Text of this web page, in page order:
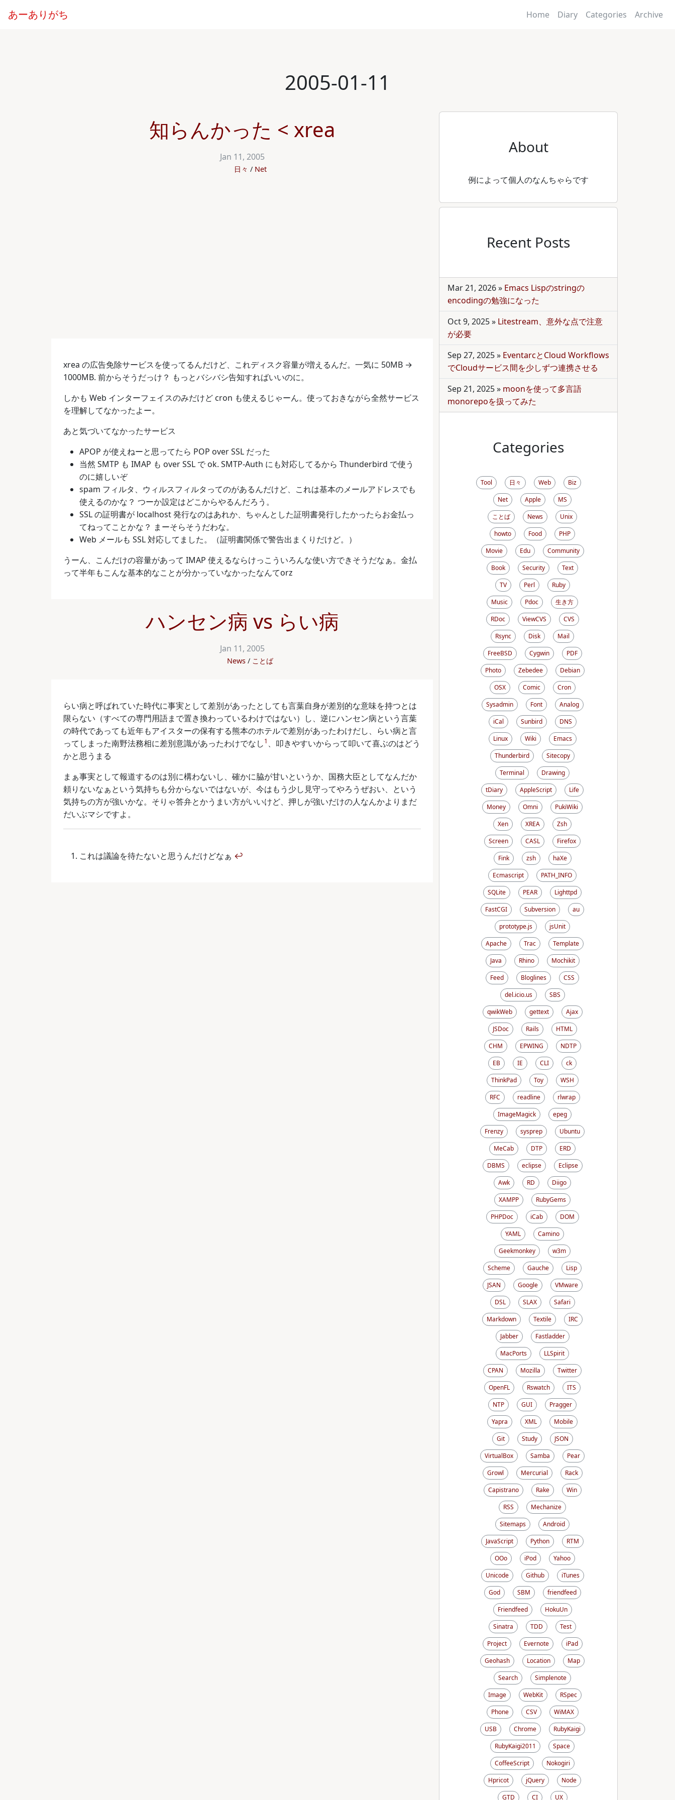
あーありがち Home Diary Categories Archive
2005-01-11
知らんかった < xrea
Jan 11, 2005
日々 Net
xrea の広告免除サービスを使ってるんだけど、これディスク容量が増えるんだ。一気に 50MB →
1000MB. 前からそうだっけ？ もっとバシバシ告知すればいいのに。
しかも Web インターフェイスのみだけど cron も使えるじゃーん。使っておきながら全然サービス
を理解してなかったよー。
あと気づいてなかったサービス
APOP が使えねーと思ってたら POP over SSL だった
当然 SMTP も IMAP も over SSL で ok. SMTP-Auth にも対応してるから Thunderbird で使う
のに嬉しいぞ
spam フィルタ、ウィルスフィルタってのがあるんだけど、これは基本のメールアドレスでも
使えるのかな？ つーか設定はどこからやるんだろう。
SSL の証明書が localhost 発行なのはあれか、ちゃんとした証明書発行したかったらお金払っ
てねってことかな？ まーそらそうだわな。
Web メールも SSL 対応してました。（証明書関係で警告出まくりだけど。）
うーん、こんだけの容量があって IMAP 使えるならけっこういろんな使い方できそうだなぁ。金払
って半年もこんな基本的なことが分かっていなかったなんてorz
ハンセン病 vs らい病
Jan 11, 2005
News ことば
らい病と呼ばれていた時代に事実として差別があったとしても言葉自身が差別的な意味を持つとは
限らない（すべての専門用語まで置き換わっているわけではない）し、逆にハンセン病という言葉
の時代であっても近年もアイスターの保有する熊本のホテルで差別があったわけだし、らい病と言
ってしまった南野法務相に差別意識があったわけでなし1 、叩きやすいからって叩いて喜ぶのはどう
かと思うまる
まぁ事実として報道するのは別に構わないし、確かに脇が甘いというか、国務大臣としてなんだか
頼りないなぁという気持ちも分からないではないが、今はもう少し見守ってやろうぜおい、という
気持ちの方が強いかな。そりゃ答弁とかうまい方がいいけど、押しが強いだけの人なんかよりまだ
だいぶマシですよ。
これは議論を待たないと思うんだけどなぁ ↩
About
例によって個人のなんちゃらです
Recent Posts
Mar 21, 2026» Emacs Lispのstringの
encodingの勉強になった
Oct 9, 2025» Litestream、意外な点で注意
が必要
Sep 27, 2025» EventarcとCloud Workflows
でCloudサービス間を少しずつ連携させる
Sep 21, 2025» moonを使って多言語
monorepoを扱ってみた
Categories
Tool 日々 Web
Biz
Net
Apple
MS
ことば
News
Unix
howto
Food
PHP
Movie
Edu
Community
Book
Security
Text
TV
Perl
Ruby
Music
Pdoc
生き方
RDoc
ViewCVS
CVS
Rsync
Disk
Mail
FreeBSD
Cygwin
PDF
Photo
Zebedee
Debian
OSX
Comic
Cron
Sysadmin
Font
Analog
iCal
Sunbird
DNS
Linux
Wiki
Emacs
Thunderbird
Sitecopy
Terminal
Drawing
tDiary
AppleScript
Life
Money
Omni
PukiWiki
Xen
XREA
Zsh
Screen
CASL
Firefox
Fink
zsh
haXe
Ecmascript
PATH_INFO
SQLite
PEAR
Lighttpd
FastCGI
Subversion
au
prototype.js
jsUnit
Apache
Trac
Template
Java
Rhino
Mochikit
Feed
Bloglines
CSS
del.icio.us
SBS
qwikWeb
gettext
Ajax
JSDoc
Rails
HTML
CHM
EPWING
NDTP
EB
IE CLI
ck
ThinkPad
Toy
WSH
RFC
readline
rlwrap
ImageMagick
epeg
Frenzy
sysprep
Ubuntu
MeCab
DTP
ERD
DBMS
eclipse
Eclipse
Awk
RD
Diigo
XAMPP
RubyGems
PHPDoc
iCab
DOM
YAML
Camino
Geekmonkey
w3m
Scheme
Gauche
Lisp
JSAN
Google
VMware
DSL
SLAX
Safari
Markdown
Textile
IRC
Jabber
Fastladder
MacPorts
LLSpirit
CPAN
Mozilla
Twitter
OpenFL
Rswatch
ITS
NTP
GUI
Pragger
Yapra
XML
Mobile
Git
Study
JSON
VirtualBox
Samba
Pear
Growl
Mercurial
Rack
Capistrano
Rake
Win
RSS
Mechanize
Sitemaps
Android
JavaScript
Python
RTM
OOo
iPod
Yahoo
Unicode
Github
iTunes
God
SBM
friendfeed
Friendfeed
HokuUn
Sinatra
TDD
Test
Project
Evernote
iPad
Geohash
Location
Map
Search
Simplenote
Image
WebKit
RSpec
Phone
CSV
WiMAX
USB
Chrome
RubyKaigi
RubyKaigi2011
Space
CoffeeScript
Nokogiri
Hpricot
jQuery
Node
GTD
CI UX